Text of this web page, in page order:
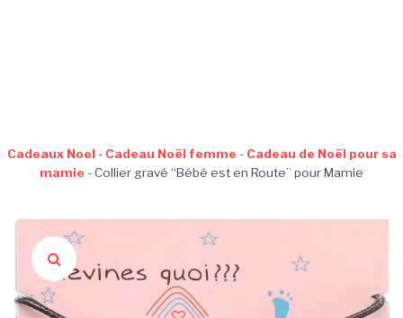
Cadeaux Noel - Cadeau Noël femme - Cadeau de Noël pour sa
mamie -Collier gravé “Bébé est en Route” pour Mamie